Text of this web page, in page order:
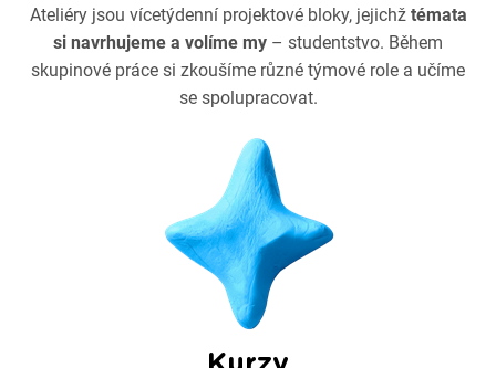
Ateliéry jsou vícetýdenní projektové bloky, jejichž témata
si navrhujeme a volíme my – studentstvo. Během
skupinové práce si zkoušíme různé týmové role a učíme
se spolupracovat.